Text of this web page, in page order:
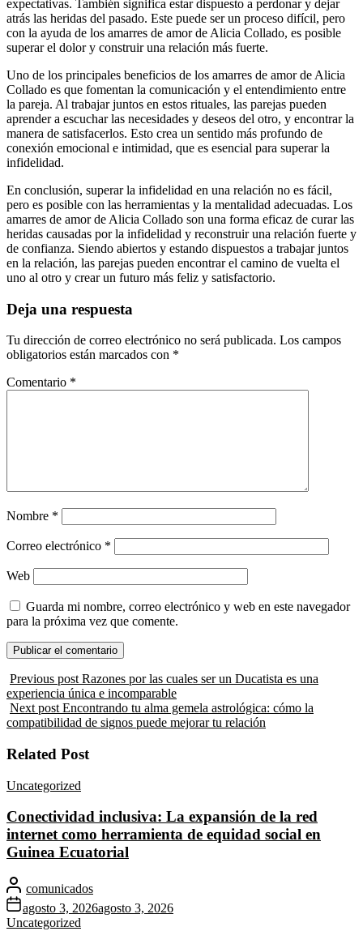
expectativas. También significa estar dispuesto a perdonar y dejar
atrás las heridas del pasado. Este puede ser un proceso difícil, pero
con la ayuda de los amarres de amor de Alicia Collado, es posible
superar el dolor y construir una relación más fuerte.
Uno de los principales beneficios de los amarres de amor de Alicia
Collado es que fomentan la comunicación y el entendimiento entre
la pareja. Al trabajar juntos en estos rituales, las parejas pueden
aprender a escuchar las necesidades y deseos del otro, y encontrar la
manera de satisfacerlos. Esto crea un sentido más profundo de
conexión emocional e intimidad, que es esencial para superar la
infidelidad.
En conclusión, superar la infidelidad en una relación no es fácil,
pero es posible con las herramientas y la mentalidad adecuadas. Los
amarres de amor de Alicia Collado son una forma eficaz de curar las
heridas causadas por la infidelidad y reconstruir una relación fuerte y
de confianza. Siendo abiertos y estando dispuestos a trabajar juntos
en la relación, las parejas pueden encontrar el camino de vuelta el
uno al otro y crear un futuro más feliz y satisfactorio.
Deja una respuesta
Tu dirección de correo electrónico no será publicada. Los campos
obligatorios están marcados con *
Comentario *
Nombre *
Correo electrónico *
Web
Guarda mi nombre, correo electrónico y web en este navegador
para la próxima vez que comente.
Previous post Razones por las cuales ser un Ducatista es una
experiencia única e incomparable
Next post Encontrando tu alma gemela astrológica: cómo la
compatibilidad de signos puede mejorar tu relación
Related Post
Uncategorized
Conectividad inclusiva: La expansión de la red
internet como herramienta de equidad social en
Guinea Ecuatorial
comunicados
agosto 3, 2026agosto 3, 2026
Uncategorized